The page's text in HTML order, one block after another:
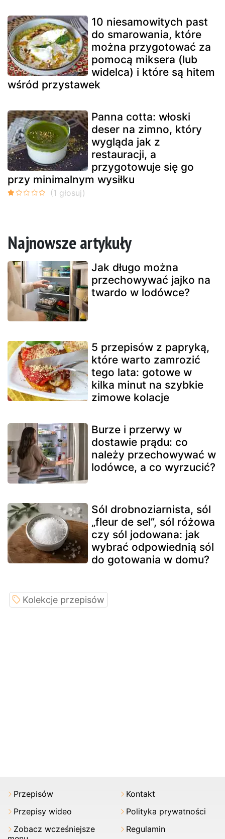
10 niesamowitych past
do smarowania, które
można przygotować za
pomocą miksera (lub
widelca) i które są hitem
wśród przystawek
Panna cotta: włoski
deser na zimno, który
wygląda jak z
restauracji, a
przygotowuje się go
przy minimalnym wysiłku
Najnowsze artykuły
Jak długo można
przechowywać jajko na
twardo w lodówce?
5 przepisów z papryką,
które warto zamrozić
tego lata: gotowe w
kilka minut na szybkie
zimowe kolacje
Burze i przerwy w
dostawie prądu: co
należy przechowywać w
lodówce, a co wyrzucić?
Sól drobnoziarnista, sól
„fleur de sel”, sól różowa
czy sól jodowana: jak
wybrać odpowiednią sól
do gotowania w domu?
Kolekcje przepisów
Przepisów
Przepisy wideo
Zobacz wcześniejsze
Kontakt
Polityka prywatności
Regulamin